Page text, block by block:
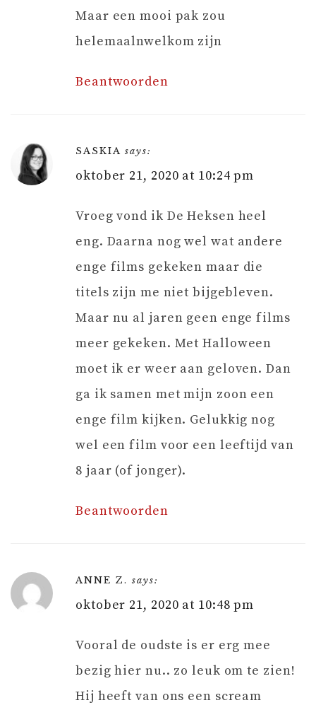
Maar een mooi pak zou
helemaalnwelkom zijn
Beantwoorden
SASKIA says:
oktober 21, 2020 at 10:24 pm
Vroeg vond ik De Heksen heel
eng. Daarna nog wel wat andere
enge films gekeken maar die
titels zijn me niet bijgebleven.
Maar nu al jaren geen enge films
meer gekeken. Met Halloween
moet ik er weer aan geloven. Dan
ga ik samen met mijn zoon een
enge film kijken. Gelukkig nog
wel een film voor een leeftijd van
8 jaar (of jonger).
Beantwoorden
ANNE Z. says:
oktober 21, 2020 at 10:48 pm
Vooral de oudste is er erg mee
bezig hier nu.. zo leuk om te zien!
Hij heeft van ons een scream